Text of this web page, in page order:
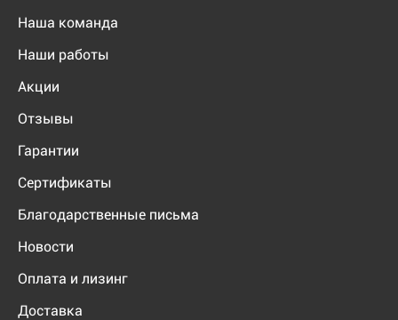
Наша команда
Наши работы
Акции
Отзывы
Гарантии
Сертификаты
Благодарственные письма
Новости
Оплата и лизинг
Доставка